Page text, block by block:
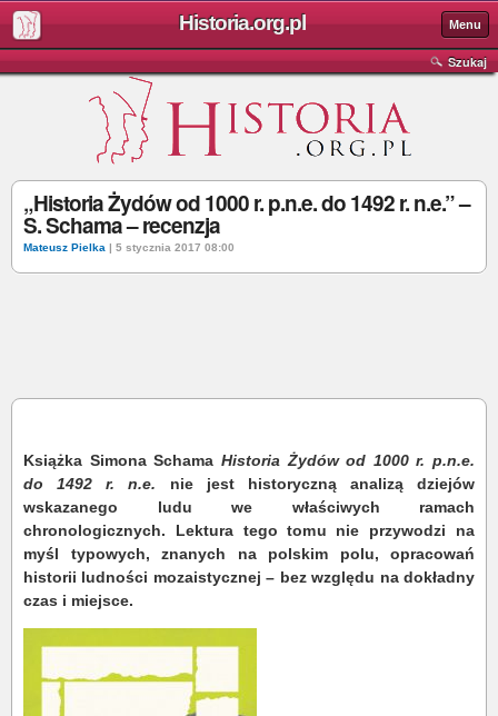
Historia.org.pl Menu
Szukaj
„Historia Żydów od 1000 r. p.n.e. do 1492 r. n.e.” –
S. Schama – recenzja
Mateusz Pielka | 5 stycznia 2017 08:00
Książka Simona Schama Historia Żydów od 1000 r. p.n.e.
do 1492 r. n.e. nie jest historyczną analizą dziejów
wskazanego ludu we właściwych ramach
chronologicznych. Lektura tego tomu nie przywodzi na
myśl typowych, znanych na polskim polu, opracowań
historii ludności mozaistycznej – bez względu na dokładny
czas i miejsce.